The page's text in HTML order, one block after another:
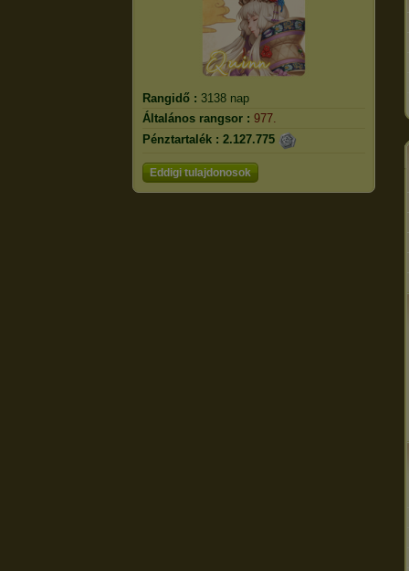
Rangidő : 3138 nap
Általános rangsor : 977.
Pénztartalék : 2.127.775
Eddigi tulajdonosok